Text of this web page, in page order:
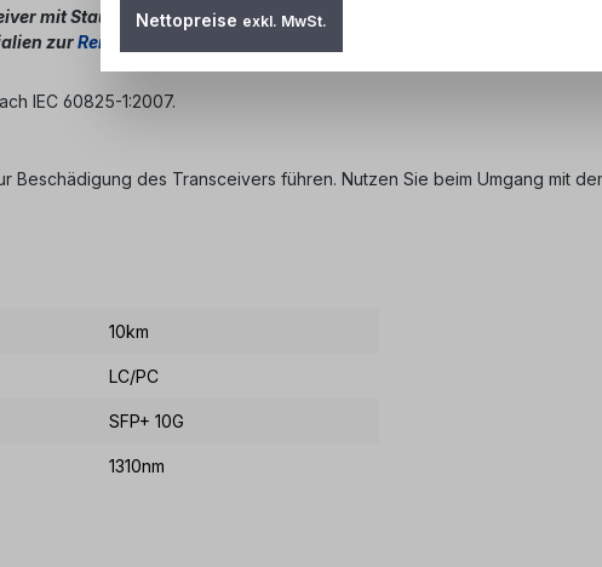
mit Staubschutz verschließen, da die optischen Ports sonst
zurReinigung der LWL Stecker
IEC 60825-1:2007.
Beschädigung des Transceivers führen. Nutzen Sie beim Umgang mit
10km
LC/PC
SFP+ 10G
1310nm
Nettopreise exkl. MwSt.